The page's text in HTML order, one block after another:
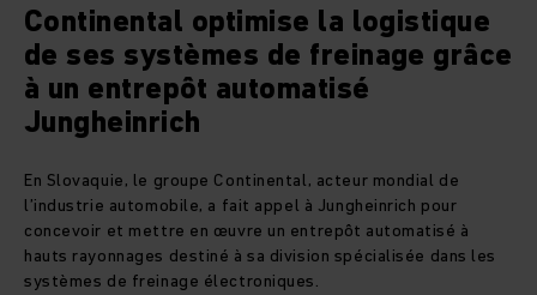
Continental optimise la logistique
de ses systèmes de freinage grâce
à un entrepôt automatisé
Jungheinrich
En Slovaquie, le groupe Continental, acteur mondial de
l’industrie automobile, a fait appel à Jungheinrich pour
concevoir et mettre en œuvre un entrepôt automatisé à
hauts rayonnages destiné à sa division spécialisée dans les
systèmes de freinage électroniques.